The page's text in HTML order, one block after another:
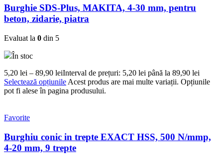
Burghie SDS-Plus, MAKITA, 4-30 mm, pentru
beton, zidarie, piatra
Evaluat la 0 din 5
În stoc
5,20 lei – 89,90 leiInterval de prețuri: 5,20 lei până la 89,90 lei
Selectează opțiunile Acest produs are mai multe variații. Opțiunile
pot fi alese în pagina produsului.
Favorite
Burghiu conic in trepte EXACT HSS, 500 N/mmp,
4-20 mm, 9 trepte